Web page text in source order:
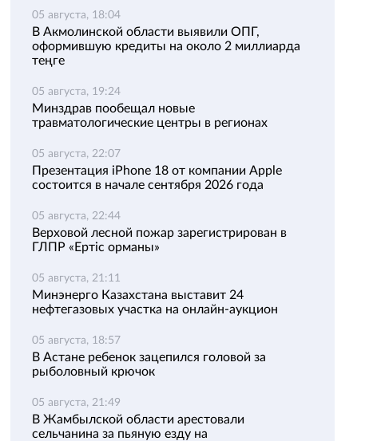
05 августа, 18:04
В Акмолинской области выявили ОПГ,
оформившую кредиты на около 2 миллиарда
теңге
05 августа, 19:24
Минздрав пообещал новые
травматологические центры в регионах
05 августа, 22:07
Презентация iPhone 18 от компании Apple
состоится в начале сентября 2026 года
05 августа, 22:44
Верховой лесной пожар зарегистрирован в
ГЛПР «Ертіс орманы»
05 августа, 21:11
Минэнерго Казахстана выставит 24
нефтегазовых участка на онлайн-аукцион
05 августа, 18:57
В Астане ребенок зацепился головой за
рыболовный крючок
05 августа, 21:49
В Жамбылской области арестовали
сельчанина за пьяную езду на